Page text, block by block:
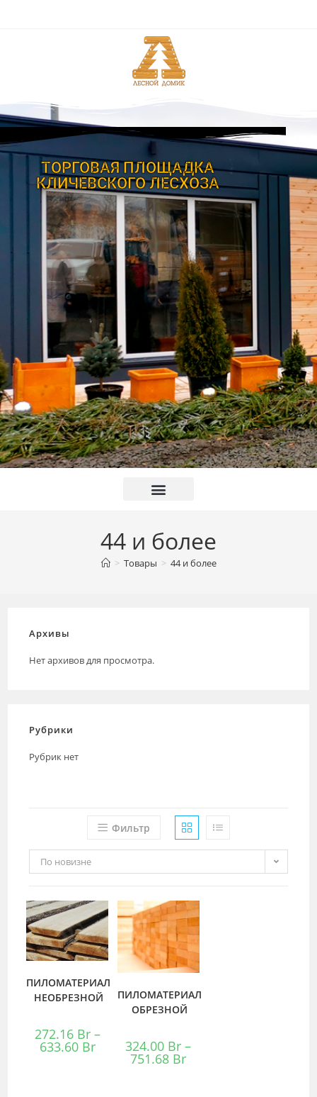
ТОРГОВАЯ ПЛОЩАДКА
КЛИЧЕВСКОГО ЛЕСХОЗА
44 и более
> Товары > 44 и более
Архивы
Нет архивов для просмотра.
Рубрики
Рубрик нет
Фильтр
По новизне
ПИЛОМАТЕРИАЛ
НЕОБРЕЗНОЙ
272.16 Br –
633.60 Br
ПИЛОМАТЕРИАЛ
ОБРЕЗНОЙ
324.00 Br –
751.68 Br